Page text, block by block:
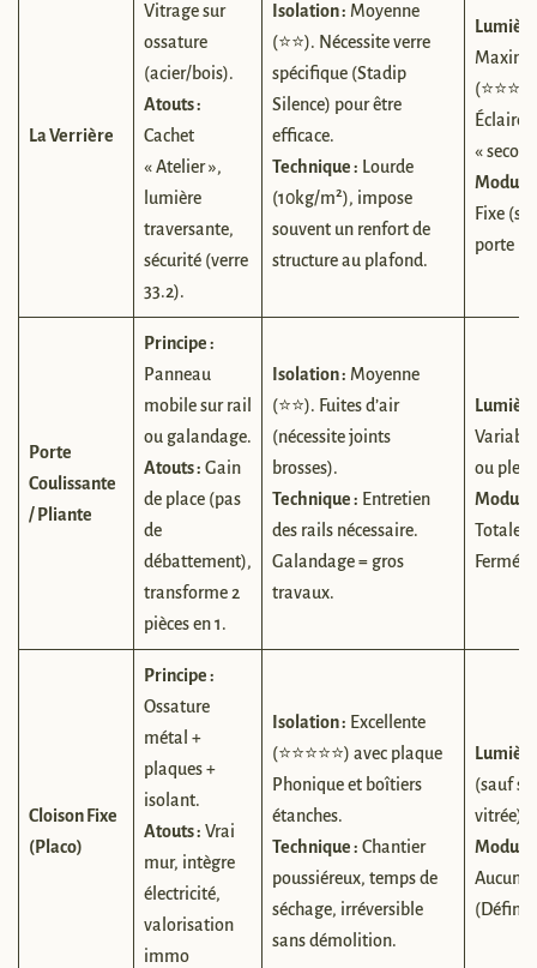
La Verrière
Vitrage sur
ossature
(acier/bois).
Atouts :
Cachet
« Atelier »,
lumière
traversante,
sécurité (verre
33.2).
Isolation : Moyenne
(⭐⭐). Nécessite verre
spécifique (Stadip
Silence) pour être
efficace.
Technique : Lourde
(10kg/m²), impose
souvent un renfort de
structure au plafond.
Éclaire
«
Fixe
porte
Porte
Coulissante
/ Pliante
Principe :
Panneau
mobile sur rail
ou galandage.
Atouts : Gain
de place (pas
de
débattement),
transforme 2
pièces en 1.
Isolation : Moyenne
(⭐⭐). Fuites d’air
(nécessite joints
brosses).
Technique : Entretien
des rails nécessaire.
Galandage = gros
travaux.
ou
Totale
Fermé).
Cloison Fixe
(Placo)
Principe :
Ossature
métal +
plaques +
isolant.
Atouts : Vrai
mur, intègre
électricité,
valorisation
immo
Isolation : Excellente
(⭐⭐⭐⭐⭐) avec plaque
Phonique et boîtiers
étanches.
Technique : Chantier
poussiéreux, temps de
séchage, irréversible
sans démolition.
(sauf si
vitrée).
Aucune